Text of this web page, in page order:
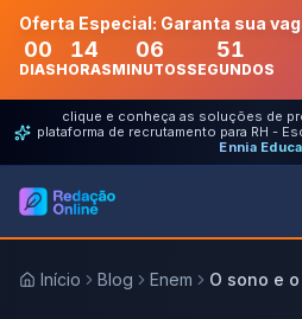
Oferta Especial: Garanta sua
00
DIAS
14
HORAS
06
MINUTOS
51
SEGUNDOS
clique e conheça as soluções de
plataforma de recrutamento para RH -
Ennia
Início Blog Enem O sono e o